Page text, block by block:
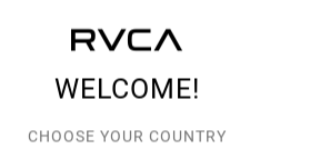
WELCOME!
CHOOSE YOUR COUNTRY